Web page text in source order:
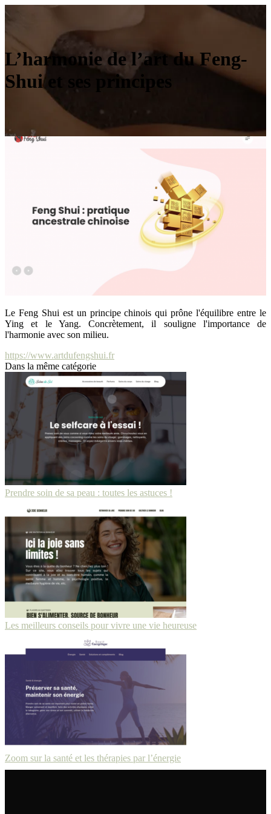
L’harmonie de l’art du Feng-
Shui et ses principes
Le Feng Shui est un principe chinois qui prône l'équilibre entre le
Ying et le Yang. Concrètement, il souligne l'importance de
l'harmonie avec son milieu.
https://www.artdufengshui.fr
Dans la même catégorie
Prendre soin de sa peau : toutes les astuces !
Les meilleurs conseils pour vivre une vie heureuse
Zoom sur la santé et les thérapies par l’énergie